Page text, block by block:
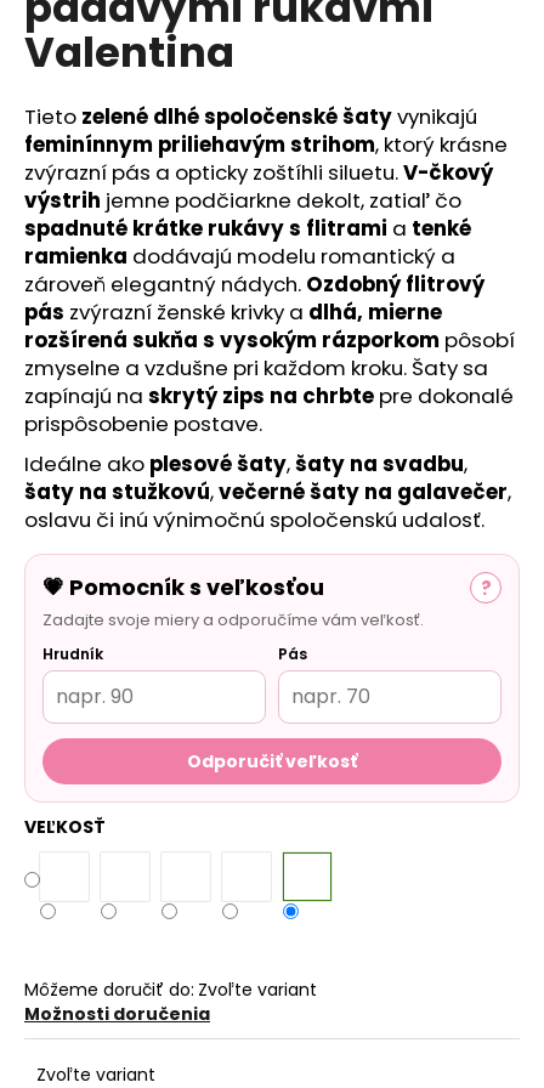
Valentina
Tieto zelené dlhé spoločenské šatyvynikajú
feminínnym priliehavým strihom, ktorý krásne
zvýrazní pás a opticky zoštíhli siluetu.V-čkový
výstrih jemne podčiarkne dekolt, zatiaľ čo
spadnuté krátke rukávy s flitrami a tenké
ramienka dodávajú modelu romantický a
zároveň elegantný nádych. Ozdobný flitrový
pás zvýrazní ženské krivky a dlhá, mierne
rozšírená sukňa s vysokým rázporkom pôsobí
zmyselne a vzdušne pri každom kroku. Šaty sa
zapínajú na skrytý zips na chrbte pre dokonalé
prispôsobenie postave.
Ideálne ako plesové šaty,šaty na svadbu,
šaty na stužkovú,večerné šaty na galavečer,
oslavu či inú výnimočnú spoločenskú udalosť.
💗 Pomocník s veľkosťou ?
Zadajte svoje miery a odporučíme vám veľkosť.
Hrudník Pás
Odporučiť veľkosť
VEĽKOSŤ
Môžeme doručiť do: Zvoľte variant
Možnosti doručenia
Zvoľte variant
a
m